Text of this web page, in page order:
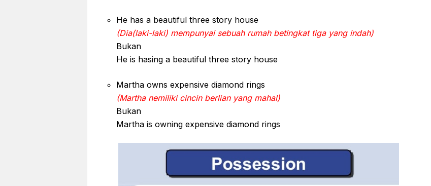
He has a beautiful three story house
(Dia(laki-laki) mempunyai sebuah rumah betingkat tiga yang indah)
Bukan
He is hasing a beautiful three story house
Martha owns expensive diamond rings
(Martha nemiliki cincin berlian yang mahal)
Bukan
Martha is owning expensive diamond rings